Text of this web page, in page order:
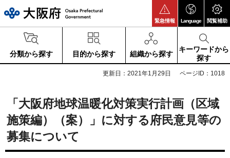
緊急情報 Language 閲覧補助
分類から探す 目的から探す 組織から探す
キーワードから
探す
更新日：2021年1月29日 ページID：1018
「大阪府地球温暖化対策実行計画（区域
施策編）（案）」に対する府民意見等の
募集について